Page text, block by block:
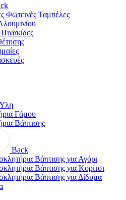
Φωτεινές Ταμπέλες
Γάμου
Βάπτισης
Back
Βάπτισης για Αγόρι
Βάπτισης για Κορίτσι
Βάπτισης για Δίδυμα